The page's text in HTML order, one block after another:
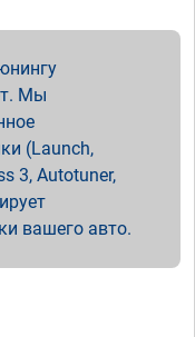
Мы
(Launch,
3, Autotuner,
вашего авто.